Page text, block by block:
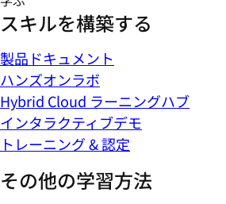
スキルを構築する
製品ドキュメント
ハンズオンラボ
Hybrid Cloud ラーニングハブ
インタラクティブデモ
トレーニング & 認定
その他の学習方法